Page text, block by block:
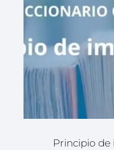
Principio